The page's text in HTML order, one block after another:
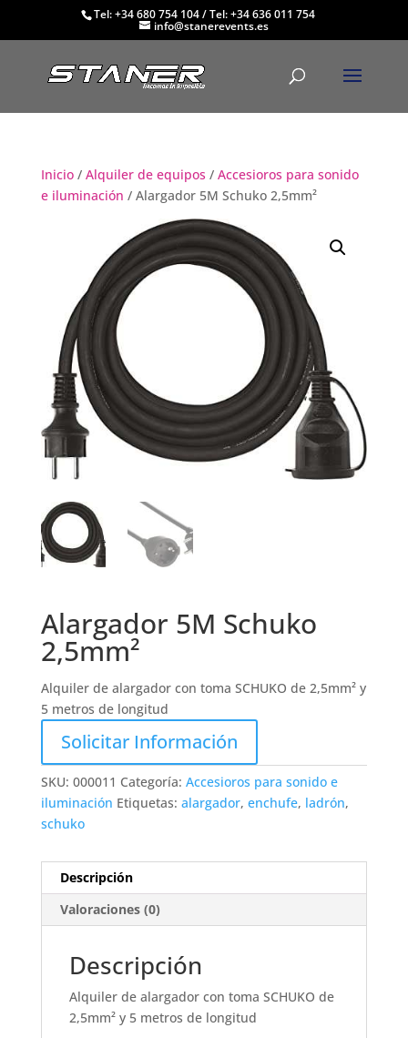
Tel: +34 680 754 104/Tel: +34 636 011 754
info@stanerevents.es
Inicio/ Alquiler de equipos / Accesioros para sonido
e iluminación / Alargador 5M Schuko 2,5mm²
Alargador 5M Schuko
2,5mm²
Alquiler de alargador con toma SCHUKO de 2,5mm² y
5 metros de longitud
Solicitar Información
SKU: 000011 Categoría: Accesioros para sonido e
iluminación Etiquetas: alargador, enchufe, ladrón,
schuko
Descripción
Valoraciones (0)
Descripción
Alquiler de alargador con toma SCHUKO de
2,5mm² y 5 metros de longitud